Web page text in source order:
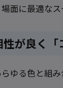
面に最適なス
が良く
ゆる色と組み